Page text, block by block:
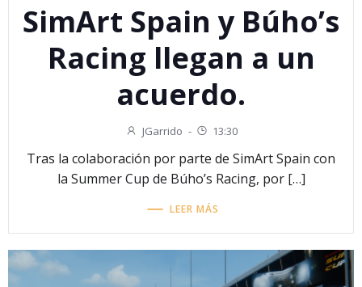
SimArt Spain y Búho’s
Racing llegan a un
acuerdo.
JGarrido - 13:30
Tras la colaboración por parte de SimArt Spain con
la Summer Cup de Búho’s Racing, por […]
LEER MÁS